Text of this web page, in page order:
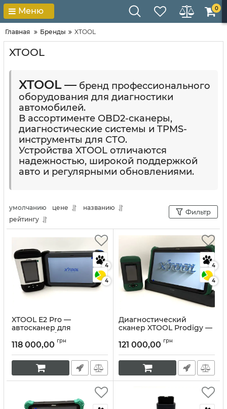
Меню 0
Главная Бренды XTOOL
XTOOL
XTOOL— бренд профессионального
оборудования для диагностики
автомобилей.
В ассортименте OBD2-сканеры,
диагностические системы и TPMS-
инструменты для СТО.
Устройства XTOOL отличаются
надежностью, широкой поддержкой
авто и регулярными обновлениями.
умолчанию цене
названию
рейтингу
Фильтр
4
4
XTOOL E2 Pro —
автосканер для
электромобилей (EV),
гибридов
Артикул:10375
118 000,00 грн
4
4
Диагностический
сканер XTOOL Prodigy —
профессионального СТО
Артикул:375
121 000,00 грн